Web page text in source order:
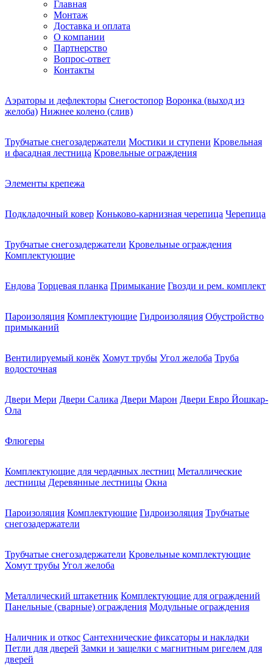
Главная
Монтаж
Доставка и оплата
О компании
Партнерство
Вопрос-ответ
Контакты
Аэраторы и дефлекторы Снегостопор Воронка (выход из
желоба) Нижнее колено (слив)
Трубчатые снегозадержатели Мостики и ступени Кровельная
и фасадная лестница Кровельные ограждения
Элементы крепежа
Подкладочный ковер Коньково-карнизная черепица Черепица
Трубчатые снегозадержатели Кровельные ограждения
Комплектующие
Ендова Торцевая планка Примыкание Гвозди и рем. комплект
Пароизоляция Комплектующие Гидроизоляция Обустройство
примыканий
Вентилируемый конёк Хомут трубы Угол желоба Труба
водосточная
Двери Мери Двери Салика Двери Марон Двери Евро Йошкар-
Ола
Флюгеры
Комплектующие для чердачных лестниц Металлические
лестницы Деревянные лестницы Окна
Пароизоляция Комплектующие Гидроизоляция Трубчатые
снегозадержатели
Трубчатые снегозадержатели Кровельные комплектующие
Хомут трубы Угол желоба
Металлический штакетник Комплектующие для ограждений
Панельные (сварные) ограждения Модульные ограждения
Наличник и откос Сантехнические фиксаторы и накладки
Петли для дверей Замки и защелки с магнитным ригелем для
дверей